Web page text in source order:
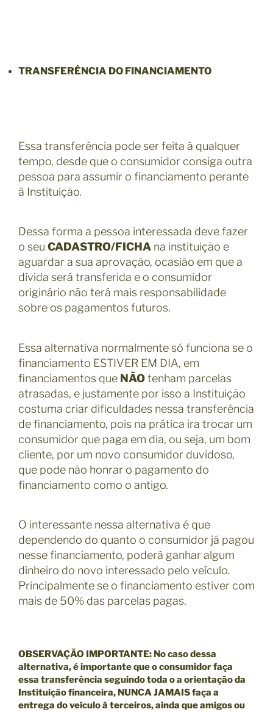
TRANSFERÊNCIA DO FINANCIAMENTO
Essa transferência pode ser feita à qualquer
tempo, desde que o consumidor consiga outra
pessoa para assumir o financiamento perante
à Instituição.
Dessa forma a pessoa interessada deve fazer
o seu CADASTRO/FICHA na instituição e
aguardar a sua aprovação, ocasião em que a
dívida será transferida e o consumidor
originário não terá mais responsabilidade
sobre os pagamentos futuros.
Essa alternativa normalmente só funciona se o
financiamento ESTIVER EM DIA, em
financiamentos que NÃOtenham parcelas
atrasadas, e justamente por isso a Instituição
costuma criar dificuldades nessa transferência
de financiamento, pois na prática ira trocar um
consumidor que paga em dia, ou seja, um bom
cliente, por um novo consumidor duvidoso,
que pode não honrar o pagamento do
financiamento como o antigo.
O interessante nessa alternativa é que
dependendo do quanto o consumidor já pagou
nesse financiamento, poderá ganhar algum
dinheiro do novo interessado pelo veículo.
Principalmente se o financiamento estiver com
mais de 50% das parcelas pagas.
OBSERVAÇÃO IMPORTANTE: No caso dessa
alternativa, é importante que o consumidor faça
essa transferência seguindo toda o a orientação da
Instituição financeira, NUNCA JAMAIS faça a
entrega do veículo à terceiros, ainda que amigos ou